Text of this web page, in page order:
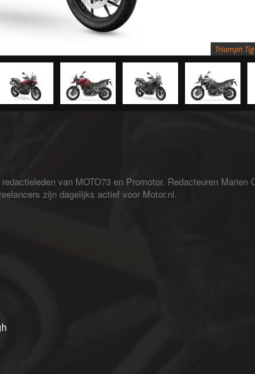
Triumph
van MOTO73 en Promotor. Redacteuren Marien
zijn dagelijks actief voor Motor.nl.